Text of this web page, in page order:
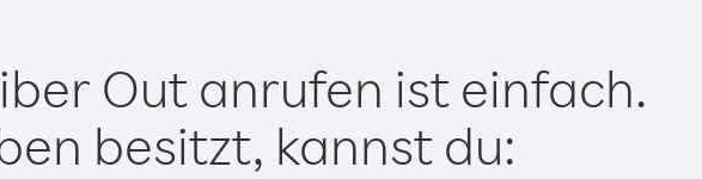
Out anrufen ist einfach.
besitzt, kannst du: